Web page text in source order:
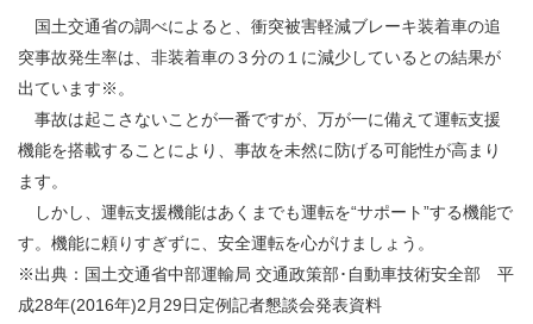
国土交通省の調べによると、衝突被害軽減ブレーキ装着車の追
突事故発生率は、非装着車の３分の１に減少しているとの結果が
出ています※。
事故は起こさないことが一番ですが、万が一に備えて運転支援
機能を搭載することにより、事故を未然に防げる可能性が高まり
ます。
しかし、運転支援機能はあくまでも運転を“サポート”する機能で
す。機能に頼りすぎずに、安全運転を心がけましょう。
※出典：国土交通省中部運輸局 交通政策部･自動車技術安全部 平
成28年(2016年)2月29日定例記者懇談会発表資料